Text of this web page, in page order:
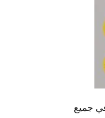
جميع